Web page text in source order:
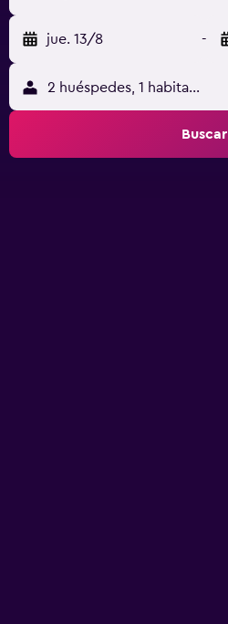
jue. 13/8 -
2 huéspedes, 1 habitación
Buscar